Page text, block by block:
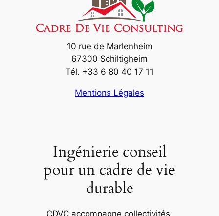
10 rue de Marlenheim
67300 Schiltigheim
Tél. +33 6 80 40 17 11
Mentions Légales
Ingénierie conseil
pour un cadre de vie
durable
CDVC accompagne collectivités,